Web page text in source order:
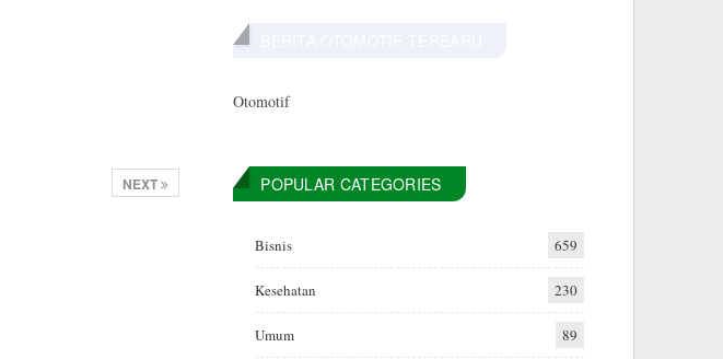
NEXT
Otomotif
POPULAR CATEGORIES
Bisnis 659
Kesehatan 230
Umum 89